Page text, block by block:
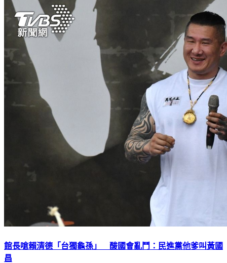
館長嗆賴清德「台獨龜孫」 酸國會亂鬥：民進黨他爹叫黃國